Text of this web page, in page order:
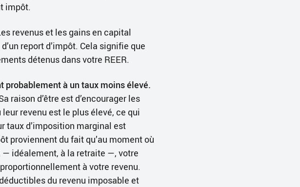
impôt.
revenus et les gains en capital
report d’impôt. Cela signifie que
détenus dans votre REER.
probablement à un taux moins élevé.
raison d’être est d’encourager les
revenu est le plus élevé, ce qui
taux d’imposition marginal est
proviennent du fait qu’au moment où
— idéalement, à la retraite —, votre
à votre revenu.
du revenu imposable et